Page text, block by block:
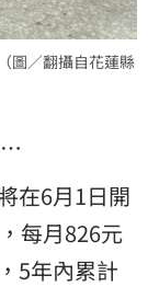
圖／翻攝自花蓮縣
…
在6月1日開
每月826元
5年內累計